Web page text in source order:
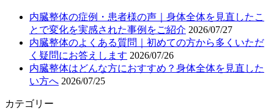
内臓整体の症例・患者様の声｜身体全体を見直したこ
とで変化を実感された事例をご紹介 2026/07/27
内臓整体のよくある質問｜初めての方から多くいただ
く疑問にお答えします 2026/07/26
内臓整体はどんな方におすすめ？身体全体を見直した
い方へ 2026/07/25
カテゴリー